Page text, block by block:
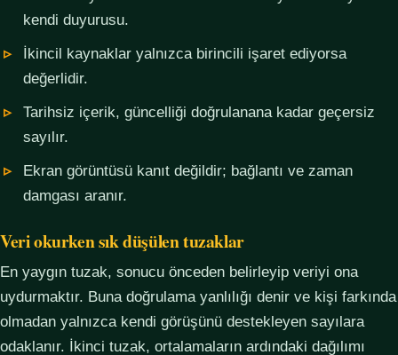
kendi duyurusu.
İkincil kaynaklar yalnızca birincili işaret ediyorsa
değerlidir.
Tarihsiz içerik, güncelliği doğrulanana kadar geçersiz
sayılır.
Ekran görüntüsü kanıt değildir; bağlantı ve zaman
damgası aranır.
Veri okurken sık düşülen tuzaklar
En yaygın tuzak, sonucu önceden belirleyip veriyi ona
uydurmaktır. Buna doğrulama yanlılığı denir ve kişi farkında
olmadan yalnızca kendi görüşünü destekleyen sayılara
odaklanır. İkinci tuzak, ortalamaların ardındaki dağılımı